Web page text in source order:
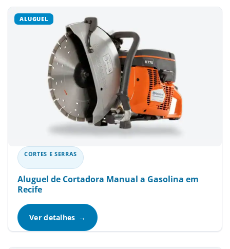
CORTES E SERRAS
Aluguel de Cortadora Manual a Gasolina em
Recife
Ver detalhes